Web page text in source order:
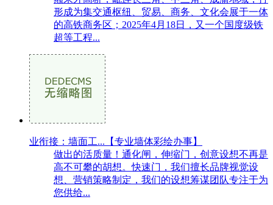
形成为集交通枢纽、贸易、商务、文化会展于一体
的高铁商务区；2025年4月18日，又一个国度级铁
超等工程...
业衔接：墙面工...【专业墙体彩绘办事】
做出的活质量！通化闸，伸缩门，创意设想不再是
高不可攀的胡想。快速门，我们擅长品牌视觉设
想、营销策略制定，我们的设想筹谋团队专注于为
您供给...